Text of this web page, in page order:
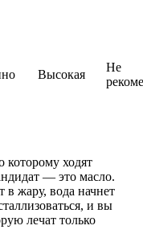
Высокая
Не
которому ходят
— это масло.
в жару, вода начнет
и вы
лечат только